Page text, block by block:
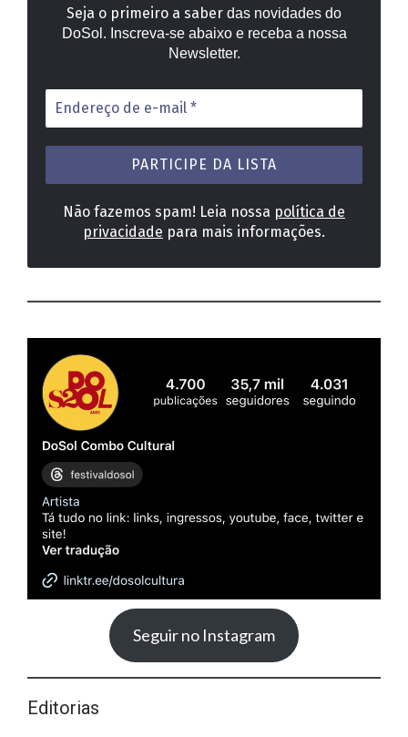
Seja o primeiro a saber das novidades do
DoSol. Inscreva-se abaixo e receba a nossa
Newsletter.
Endereço
de
e-
mail
Não fazemos spam! Leia nossa política de
privacidade para mais informações.
Seguir no Instagram
Editorias